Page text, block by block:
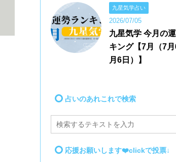
九星気学占い
2026/07/05
九星気学 今月の
キング【7月（7
月6日）】
占いのあれこれで検索
応援お願いします❤️clickで投票↓